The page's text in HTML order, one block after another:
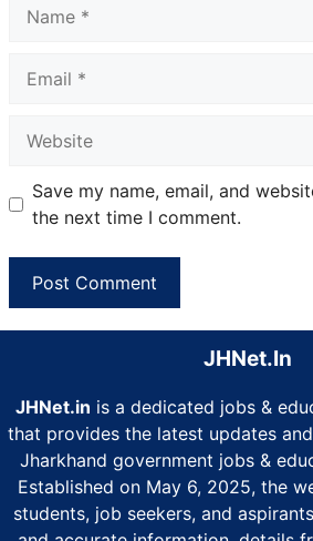
Save my name, email, and
the next time I comment.
JHNet.In
JHNet.in is a dedicated jobs &
that provides the latest updates
Jharkhand government jobs &
Established on May 6, 2025, the
students, job seekers, and